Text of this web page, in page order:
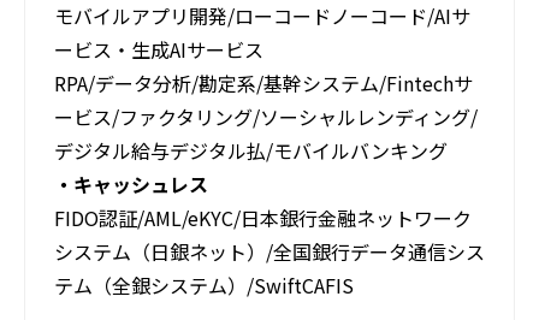
モバイルアプリ開発/ローコードノーコード/AIサ
ービス・生成AIサービス​
RPA/データ分析/勘定系/基幹システム/Fintechサ
ービス/ファクタリング/ソーシャルレンディング/
デジタル給与デジタル払/モバイルバンキング
・キャッシュレス
FIDO認証/AML/eKYC/​日本銀行金融ネットワーク
システム​（日銀ネット）/​全国銀行データ通信シス
テム​（全銀システム）/SwiftCAFIS